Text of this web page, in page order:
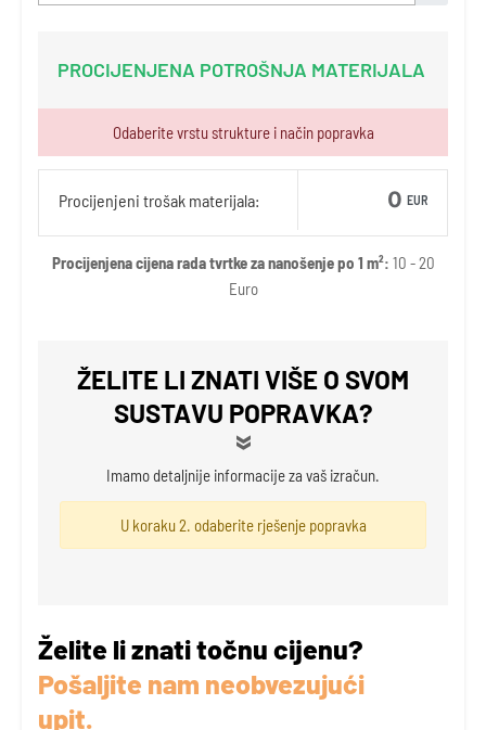
PROCIJENJENA POTROŠNJA MATERIJALA
Odaberite vrstu strukture i način popravka
Procijenjeni trošak materijala: EUR
Procijenjena cijena rada tvrtke za nanošenje po 1 m²: 10 - 20
Euro
ŽELITE LI ZNATI VIŠE O SVOM
SUSTAVU POPRAVKA?
Imamo detaljnije informacije za vaš izračun.
U koraku 2. odaberite rješenje popravka
Želite li znati točnu cijenu?
Pošaljite nam neobvezujući
upit.